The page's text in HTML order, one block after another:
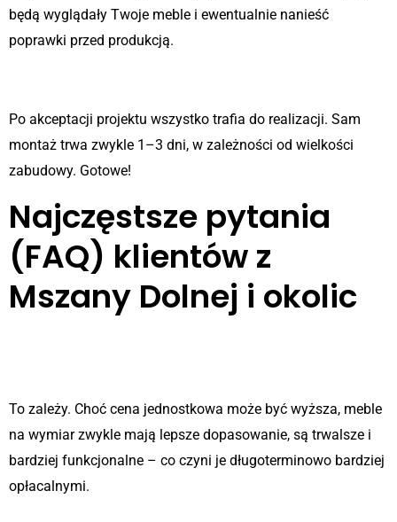
będą wyglądały Twoje meble i ewentualnie nanieść
poprawki przed produkcją.
Po akceptacji projektu wszystko trafia do realizacji. Sam
montaż trwa zwykle 1–3 dni, w zależności od wielkości
zabudowy. Gotowe!
Najczęstsze pytania
(FAQ) klientów z
Mszany Dolnej i okolic
To zależy. Choć cena jednostkowa może być wyższa, meble
na wymiar zwykle mają lepsze dopasowanie, są trwalsze i
bardziej funkcjonalne – co czyni je długoterminowo bardziej
opłacalnymi.